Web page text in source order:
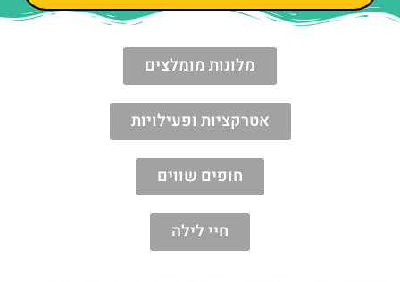
מלונות מומלצים
אטרקציות ופעילויות
חופים שווים
חיי לילה